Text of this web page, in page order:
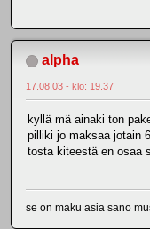
alpha
17.08.03 - klo: 19.37
kyllä mä ainaki ton
pilliki jo maksaa jotain
tosta kiteestä en osaa
se on maku asia sano